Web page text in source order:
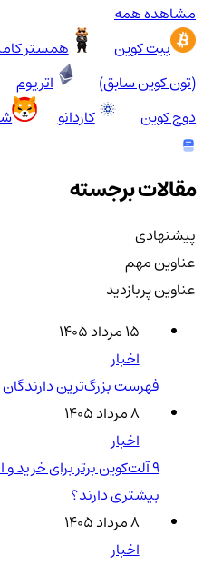
مشاهده همه
بیت کوین
همستر
(تون کوین سابق)
اتریوم
دوج کوین
کاردانو
مقالات برجسته
پیشنهادی
عناوین مهم
عناوین پربازدید
۱۵ مرداد ۱۴۰۵
اخبار
فهرست بزرگ‌ترین دارندگان
۸ مرداد ۱۴۰۵
اخبار
۹ آلت‌کوین برتر برای خرید
بیشتری دارند؟
۸ مرداد ۱۴۰۵
اخبار